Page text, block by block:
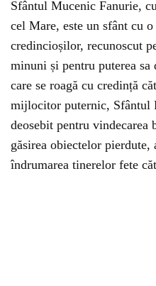
Sfântul Mucenic Fanurie,
cel Mare, este un sfânt cu
credincioșilor, recunoscut
minuni și pentru puterea
care se roagă cu credință
mijlocitor puternic, Sfântul
deosebit pentru
găsirea obiectelor
îndrumarea tinerelor fete